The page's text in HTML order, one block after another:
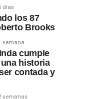
días
los 87
Brooks
semana
cumple
historia
contada y
semanas